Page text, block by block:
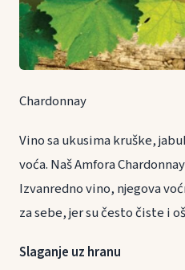
Chardonnay
Vino sa ukusima kruške,
voća. Naš Amfora
Izvanredno vino, njegova
za sebe, jer su često čiste i
Slaganje uz hranu